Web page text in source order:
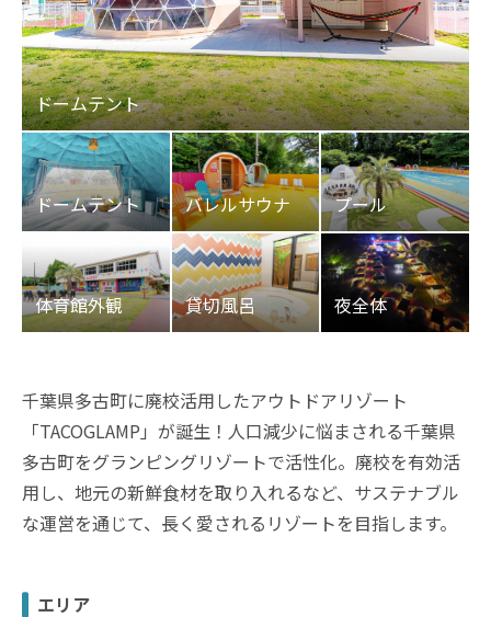
千葉県多古町に廃校活用したアウトドアリゾート
「TACOGLAMP」が誕生！人口減少に悩まされる千葉県
多古町をグランピングリゾートで活性化。廃校を有効活
用し、地元の新鮮食材を取り入れるなど、サステナブル
な運営を通じて、長く愛されるリゾートを目指します。
エリア